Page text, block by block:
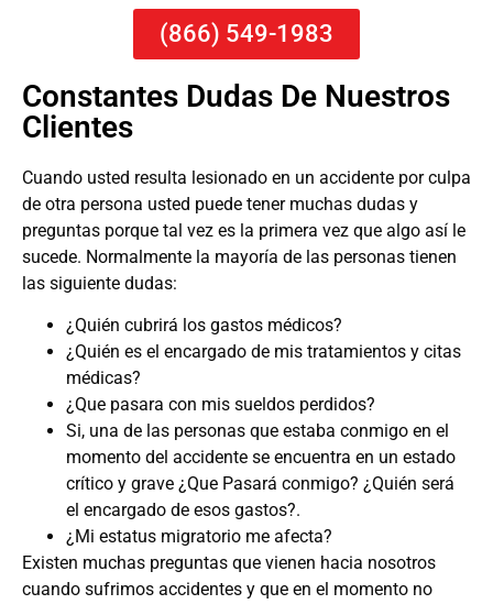
(866) 549-1983
Constantes Dudas De Nuestros
Clientes
Cuando usted resulta lesionado en un accidente por culpa
de otra persona usted puede tener muchas dudas y
preguntas porque tal vez es la primera vez que algo así le
sucede. Normalmente la mayoría de las personas tienen
las siguiente dudas:
¿Quién cubrirá los gastos médicos?
¿Quién es el encargado de mis tratamientos y citas
médicas?
¿Que pasara con mis sueldos perdidos?
Si, una de las personas que estaba conmigo en el
momento del accidente se encuentra en un estado
crítico y grave ¿Que Pasará conmigo? ¿Quién será
el encargado de esos gastos?.
¿Mi estatus migratorio me afecta?
Existen muchas preguntas que vienen hacia nosotros
cuando sufrimos accidentes y que en el momento no